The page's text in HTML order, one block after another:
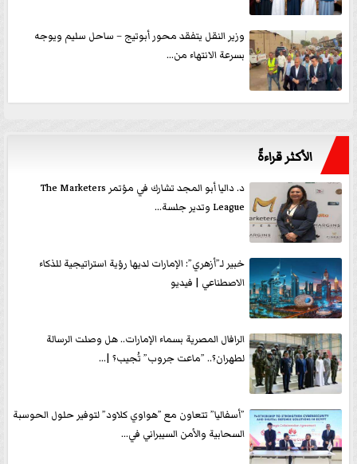
وزير النقل يتفقد محور أبوتيج – ساحل سليم ويوجه
بسرعة الانتهاء من...
الأكثر قراءةً
د. داليا أبو المجد تشارك في مؤتمر The Marketers
League وتدير جلسة...
خبير لـ”أزهري”: الإمارات لديها رؤية استراتيجية للذكاء
الاصطناعي | فيديو
الرافال المصرية بسماء الإمارات.. هل وصلت الرسالة
لطهران؟.. ”ماعت جروب” تُجيب؟ |...
”أسفاليا” تتعاون مع ”هواوي كلاود” لتوفير حلول الحوسبة
السحابية والأمن السيبراني في...